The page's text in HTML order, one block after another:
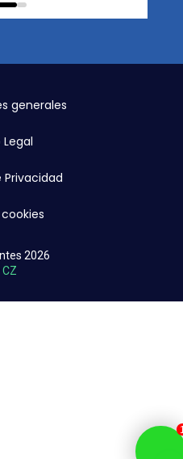
2
generales
Legal
2026
CZ